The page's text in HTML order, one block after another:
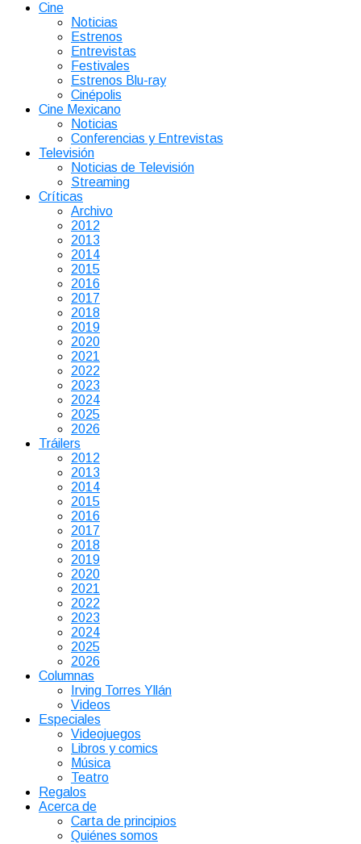
Cine
Noticias
Estrenos
Entrevistas
Festivales
Estrenos Blu-ray
Cinépolis
Cine Mexicano
Noticias
Conferencias y Entrevistas
Televisión
Noticias de Televisión
Streaming
Críticas
Archivo
2012
2013
2014
2015
2016
2017
2018
2019
2020
2021
2022
2023
2024
2025
2026
Tráilers
2012
2013
2014
2015
2016
2017
2018
2019
2020
2021
2022
2023
2024
2025
2026
Columnas
Irving Torres Yllán
Videos
Especiales
Videojuegos
Libros y comics
Música
Teatro
Regalos
Acerca de
Carta de principios
Quiénes somos